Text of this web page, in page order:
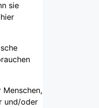
sie
Menschen,
und/oder